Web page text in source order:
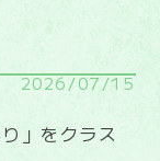
2026/07/15
」をクラス